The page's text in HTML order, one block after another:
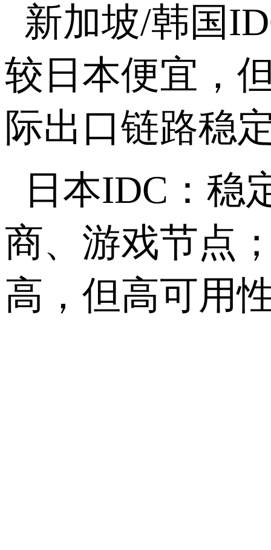
新加坡/韩国
较日本便宜，
际出口链路稳
日本IDC ：稳
商、游戏节点
高，但高可用